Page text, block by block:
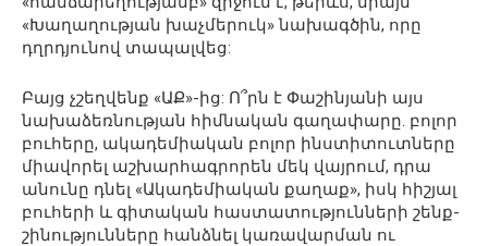
«Խաղաղության խաչմերուկ» նախագծին, որը
դղրդյունով տապալվեց:
Բայց չշեղվենք «ԱՔ»-ից: Ո՞րն է Փաշինյանի այս
նախաձեռնության հիմնական գաղափարը. բոլոր
բուհերը, ակադեմիական բոլոր ինստիտուտները
միավորել աշխարհագրորեն մեկ վայրում, դրա
անունը դնել «Ակադեմիական քաղաք», իսկ հիշյալ
բուհերի և գիտական հաստատությունների շենք-
շինությունները հանձնել կառավարման ու